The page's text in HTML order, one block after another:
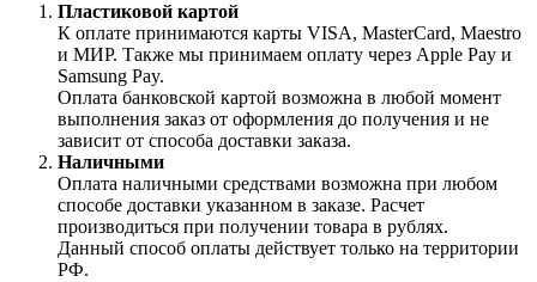
Пластиковой картой
К оплате принимаются карты VISA, MasterCard, Maestro
и МИР. Также мы принимаем оплату через Apple Pay и
Samsung Pay.
Оплата банковской картой возможна в любой момент
выполнения заказ от оформления до получения и не
зависит от способа доставки заказа.
Наличными
Оплата наличными средствами возможна при любом
способе доставки указанном в заказе. Расчет
производиться при получении товара в рублях.
Данный способ оплаты действует только на территории
РФ.